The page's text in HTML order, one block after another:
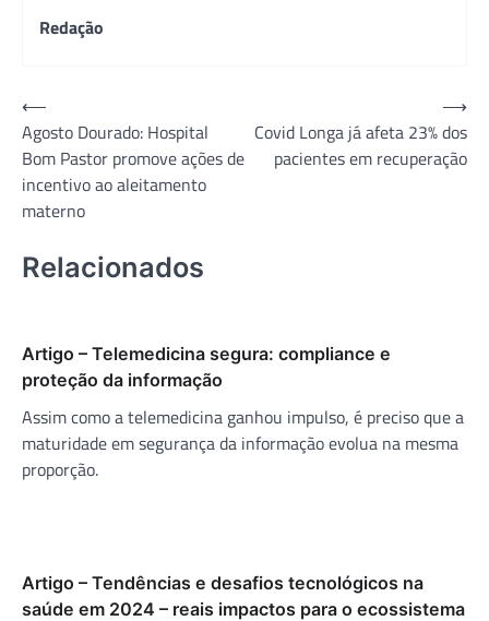
Redação
Navegação
de
Post
⟵
Agosto Dourado: Hospital
Bom Pastor promove ações de
incentivo ao aleitamento
materno
Covid Longa já afeta 23% dos
pacientes em recuperação
⟶
Relacionados
Artigo – Telemedicina segura: compliance e
proteção da informação
Assim como a telemedicina ganhou impulso, é preciso que a
maturidade em segurança da informação evolua na mesma
proporção.
Artigo – Tendências e desafios tecnológicos na
saúde em 2024 – reais impactos para o ecossistema